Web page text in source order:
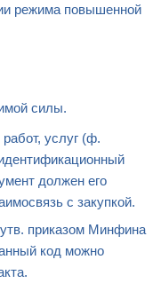
режима повышенной
силы.
услуг (ф.
должен его
с закупкой.
приказом Минфина
код можно